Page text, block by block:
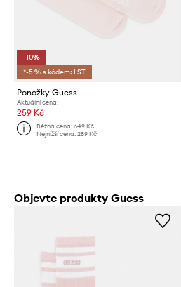
-10%
*-5 % s kódem: LST
Ponožky Guess
Aktuální cena:
259 Kč
Běžná cena:649 Kč
Nejnižší cena:289 Kč
Objevte produkty Guess